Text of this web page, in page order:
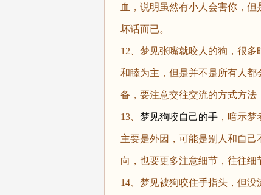
血，说明虽然有小人会害你，
坏话而已。
12、梦见张嘴就咬人的狗，很
和睦为主，但是并不是所有人
备，要注意交往交流的方式方法
13、 梦见狗咬自己的手，暗示梦
主要是外因，可能是别人和自
向，也要更多注意细节，往往细
14、梦见被狗咬住手指头，但